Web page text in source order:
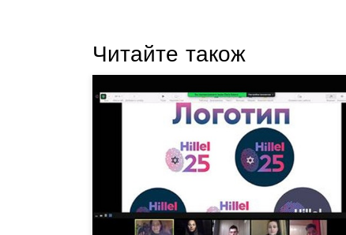
Читайте також